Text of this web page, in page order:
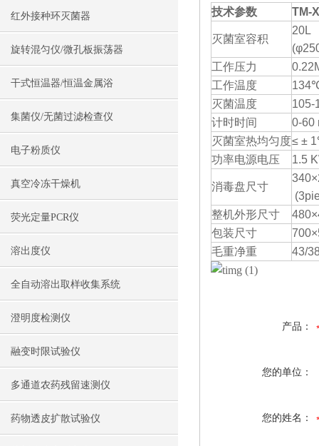
红外接种环灭菌器
旋转混匀仪/微孔板振荡器
干式恒温器/恒温金属浴
集菌仪/无菌过滤检查仪
电子粉质仪
真空冷冻干燥机
荧光定量PCR仪
溶出度仪
全自动溶出取样收集系统
澄明度检测仪
融变时限试验仪
多通道农药残留速测仪
药物透皮扩散试验仪
技术参数
TM-
灭菌室容积
20L
工作压力
工作温度
灭菌温度
计时时间
0-60
灭菌室热均匀度≤ ±
功率电源电压
1.5
消毒盘尺寸
整机外形尺寸
包装尺寸
毛重净重
43/
产品：
您的单位：
您的姓名：